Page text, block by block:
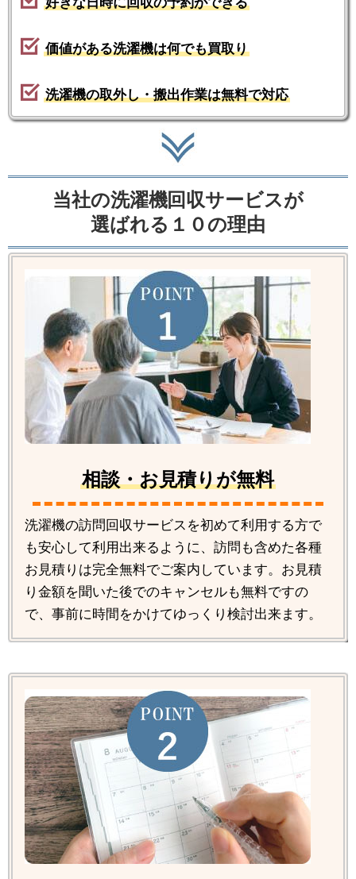
価値がある洗濯機は何でも買取り
洗濯機の取外し・搬出作業は無料で対応
当社の洗濯機回収サービスが
選ばれる１０の理由
相談・お見積りが無料
洗濯機の訪問回収サービスを初めて利用する方で
も安心して利用出来るように、訪問も含めた各種
お見積りは完全無料でご案内しています。お見積
り金額を聞いた後でのキャンセルも無料ですの
で、事前に時間をかけてゆっくり検討出来ます。